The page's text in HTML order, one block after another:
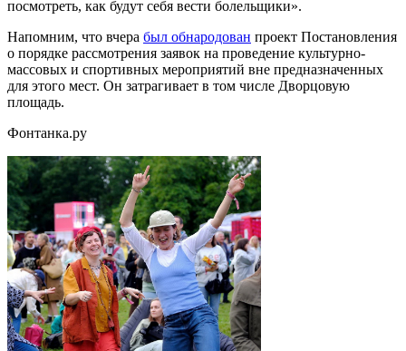
посмотреть, как будут себя вести болельщики».
Напомним, что вчера был обнародован проект Постановления
о порядке рассмотрения заявок на проведение культурно-
массовых и спортивных мероприятий вне предназначенных
для этого мест. Он затрагивает в том числе Дворцовую
площадь.
Фонтанка.ру